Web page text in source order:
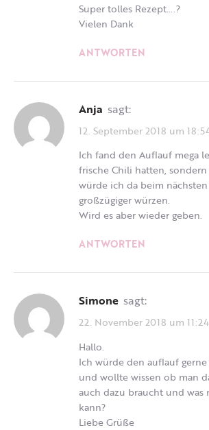
Super tolles Rezept….?
Vielen Dank
ANTWORTEN
Anja sagt:
12. September 2018 um
Ich fand den Auflauf mega
frische Chili hatten,
würde ich da beim
großzügiger würzen.
Wird es aber wieder geben.
ANTWORTEN
Simone sagt:
22. November 2018 um
Hallo.
Ich würde den auflauf
und wollte wissen ob man
auch dazu braucht und was
kann?
Liebe Grüße